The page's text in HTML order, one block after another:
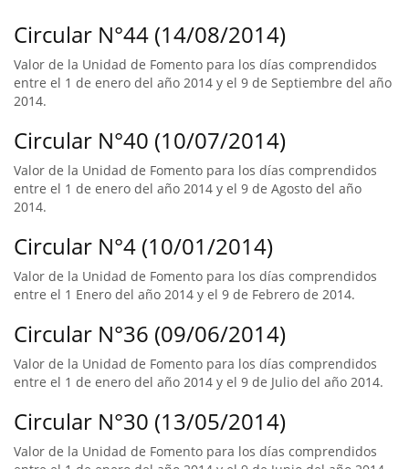
Circular N°44 (14/08/2014)
Valor de la Unidad de Fomento para los días comprendidos
entre el 1 de enero del año 2014 y el 9 de Septiembre del año
2014.
Circular N°40 (10/07/2014)
Valor de la Unidad de Fomento para los días comprendidos
entre el 1 de enero del año 2014 y el 9 de Agosto del año
2014.
Circular N°4 (10/01/2014)
Valor de la Unidad de Fomento para los días comprendidos
entre el 1 Enero del año 2014 y el 9 de Febrero de 2014.
Circular N°36 (09/06/2014)
Valor de la Unidad de Fomento para los días comprendidos
entre el 1 de enero del año 2014 y el 9 de Julio del año 2014.
Circular N°30 (13/05/2014)
Valor de la Unidad de Fomento para los días comprendidos